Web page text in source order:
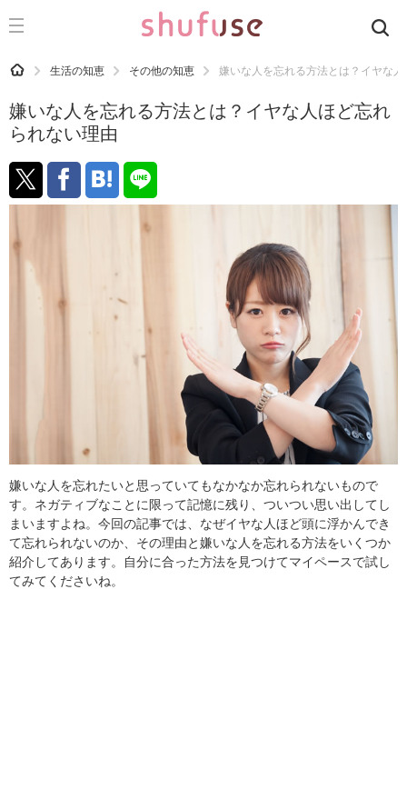
CATEGORY 記事カテゴリ
運気
洗濯
生活の知恵
マナー
HOME 生活の知恵 その他の知恵 嫌いな人を忘れる方法とは？イヤな
嫌いな人を忘れる方法とは？イヤな人ほど忘れ
られない理由
嫌いな人を忘れたいと思っていてもなかなか忘れられないもので
す。ネガティブなことに限って記憶に残り、ついつい思い出してし
まいますよね。今回の記事では、なぜイヤな人ほど頭に浮かんでき
て忘れられないのか、その理由と嫌いな人を忘れる方法をいくつか
紹介してあります。自分に合った方法を見つけてマイペースで試し
てみてくださいね。